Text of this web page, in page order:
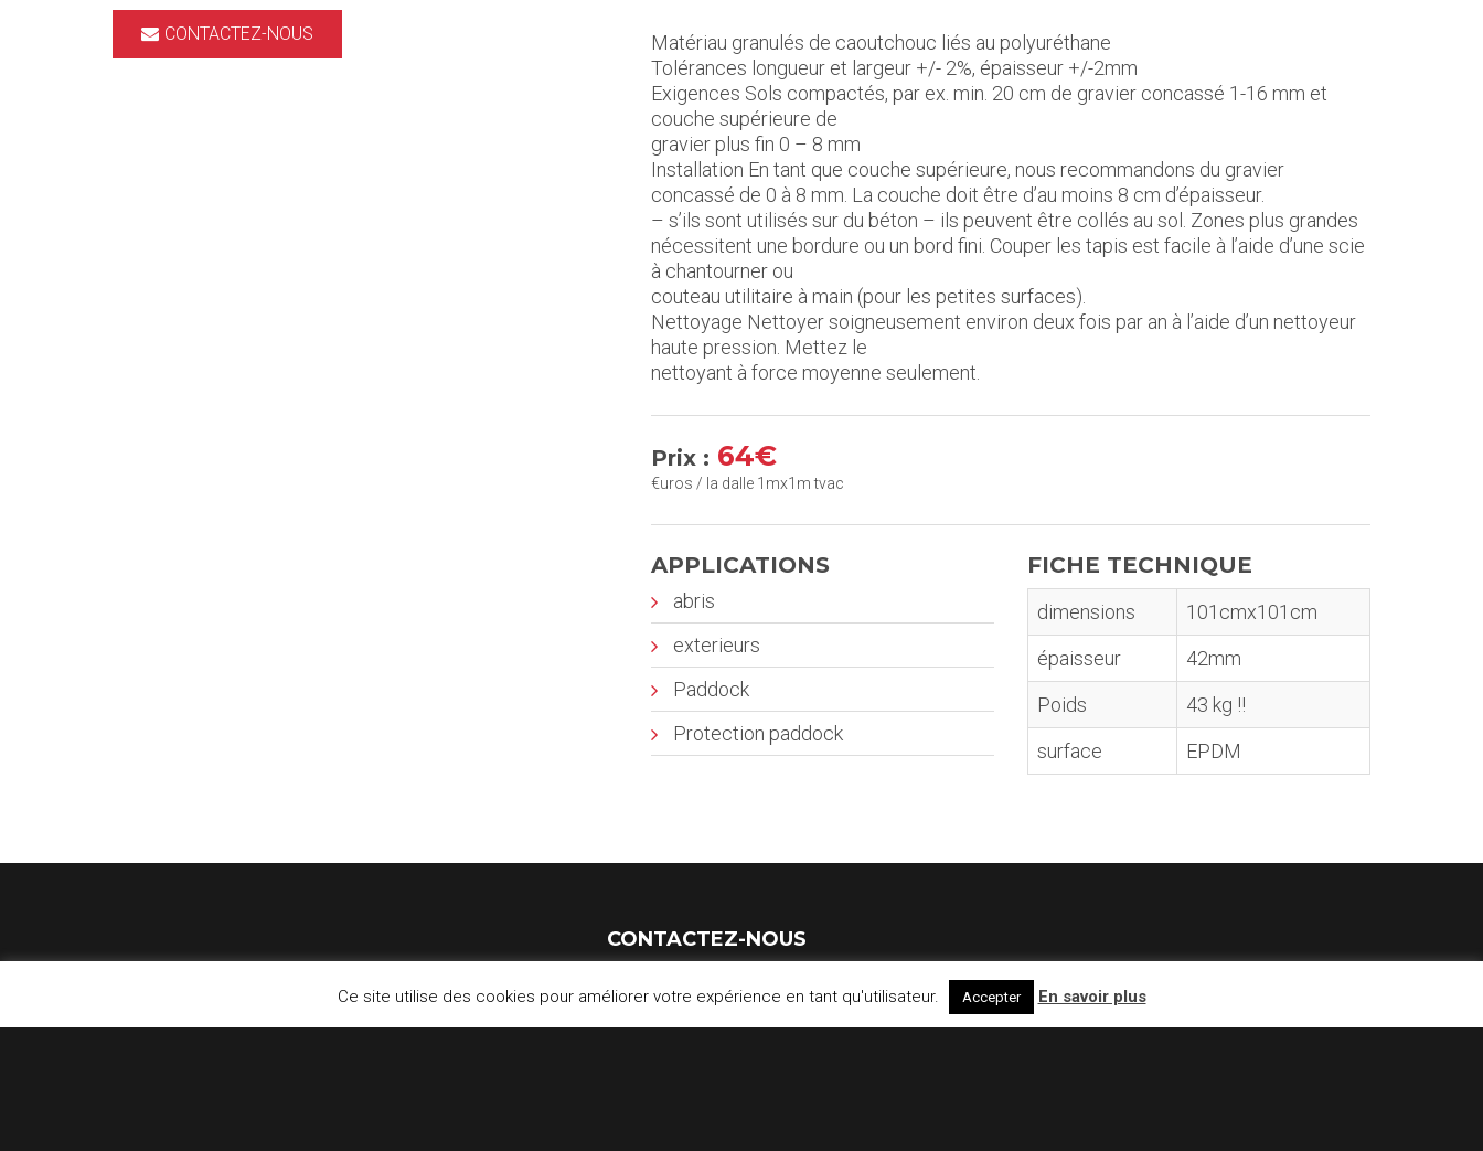
CONTACTEZ-NOUS
Matériau granulés de caoutchouc liés au polyuréthane
Tolérances longueur et largeur +/- 2%, épaisseur +/-2mm
Exigences Sols compactés, par ex. min. 20 cm de gravier concassé 1-16 mm et
couche supérieure de
gravier plus fin 0 – 8 mm
Installation En tant que couche supérieure, nous recommandons du gravier
concassé de 0 à 8 mm. La couche doit être d’au moins 8 cm d’épaisseur.
– s’ils sont utilisés sur du béton – ils peuvent être collés au sol. Zones plus grandes
nécessitent une bordure ou un bord fini. Couper les tapis est facile à l’aide d’une scie
à chantourner ou
couteau utilitaire à main (pour les petites surfaces).
Nettoyage Nettoyer soigneusement environ deux fois par an à l’aide d’un nettoyeur
haute pression. Mettez le
nettoyant à force moyenne seulement.
Prix : 64€
€uros / la dalle 1mx1m tvac
APPLICATIONS
abris
exterieurs
Paddock
Protection paddock
FICHE TECHNIQUE
dimensions
101cmx101cm
épaisseur
42mm
Poids
43 kg !!
surface
EPDM
CONTACTEZ-NOUS
Floor4Horses
Ce site utilise des cookies pour améliorer votre expérience en tant qu'utilisateur. Accepter En savoir plus